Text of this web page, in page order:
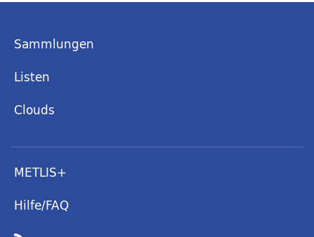
Sammlungen
Listen
Clouds
METLIS+
Hilfe/FAQ